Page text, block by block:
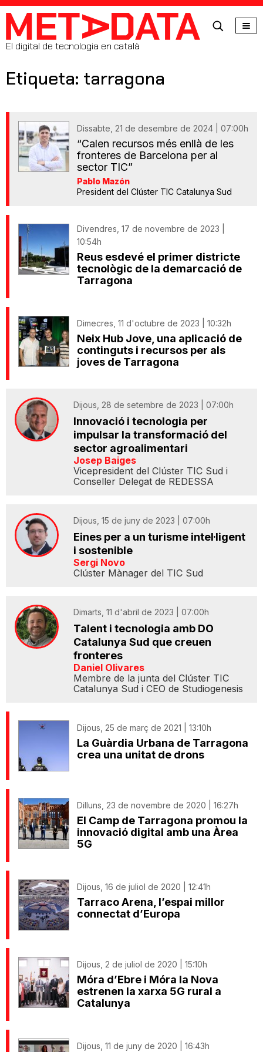
MetaData
El digital de tecnologia en català
Etiqueta: tarragona
Dissabte, 21 de desembre de 2024 | 07:00h
“Calen recursos més enllà de les
fronteres de Barcelona per al
sector TIC”
Pablo Mazón
President del Clúster TIC Catalunya Sud
Divendres, 17 de novembre de 2023 |
10:54h
Reus esdevé el primer districte
tecnològic de la demarcació de
Tarragona
Dimecres, 11 d'octubre de 2023 | 10:32h
Neix Hub Jove, una aplicació de
continguts i recursos per als
joves de Tarragona
Dijous, 28 de setembre de 2023 | 07:00h
Innovació i tecnologia per
impulsar la transformació del
sector agroalimentari
Josep Baiges
Vicepresident del Clúster TIC Sud i
Conseller Delegat de REDESSA
Dijous, 15 de juny de 2023 | 07:00h
Eines per a un turisme intel·ligent
i sostenible
Sergi Novo
Clúster Mànager del TIC Sud
Dimarts, 11 d'abril de 2023 | 07:00h
Talent i tecnologia amb DO
Catalunya Sud que creuen
fronteres
Daniel Olivares
Membre de la junta del Clúster TIC
Catalunya Sud i CEO de Studiogenesis
Dijous, 25 de març de 2021 | 13:10h
La Guàrdia Urbana de Tarragona
crea una unitat de drons
Dilluns, 23 de novembre de 2020 | 16:27h
El Camp de Tarragona promou la
innovació digital amb una Àrea
5G
Dijous, 16 de juliol de 2020 | 12:41h
Tarraco Arena, l’espai millor
connectat d’Europa
Dijous, 2 de juliol de 2020 | 15:10h
Móra d’Ebre i Móra la Nova
estrenen la xarxa 5G rural a
Catalunya
Dijous, 11 de juny de 2020 | 16:43h